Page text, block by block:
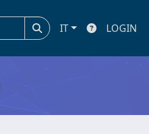
IT LOGIN